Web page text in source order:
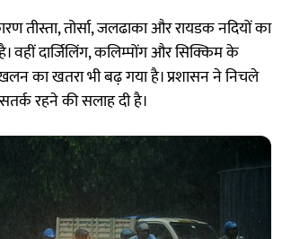
तीस्ता, तोर्सा, जलढाका और रायडक नदियों का
दार्जिलिंग, कलिम्पोंग और सिक्किम के
का खतरा भी बढ़ गया है। प्रशासन ने निचले
रहने की सलाह दी है।